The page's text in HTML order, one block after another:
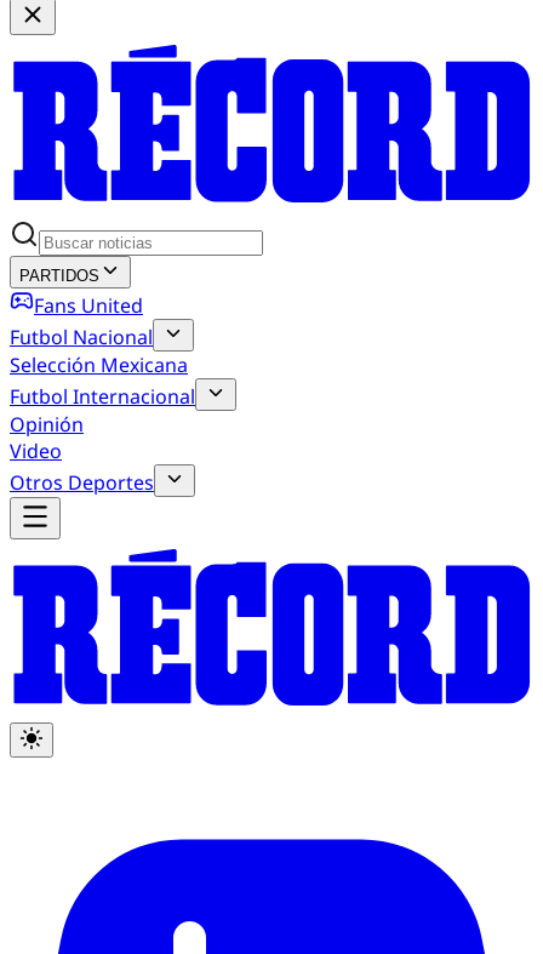
PARTIDOS
Fans United
Futbol Nacional
Selección Mexicana
Futbol Internacional
Opinión
Video
Otros Deportes